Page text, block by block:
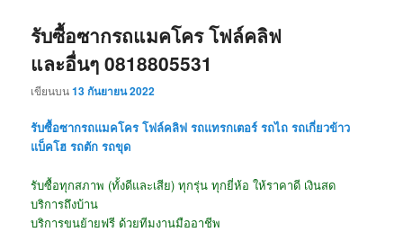
รับซื้อซากรถแมคโคร โฟล์คลิฟ
และอื่นๆ 0818805531
เขียนบน13 กันยายน 2022
รับซื้อซากรถแมคโคร โฟล์คลิฟ รถแทรกเตอร์ รถไถ รถเกี่ยวข้าว
แบ็คโฮ รถตัก รถขุด
รับซื้อทุกสภาพ (ทั้งดีและเสีย) ทุกรุ่น ทุกยี่ห้อ ให้ราคาดี เงินสด
บริการถึงบ้าน
บริการขนย้ายฟรี ด้วยทีมงานมืออาชีพ